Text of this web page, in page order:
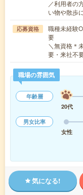
／利用者の
い物や散歩
応募資格
職種未経験
要
＼無資格＊
要・来社不
職場の雰囲気
年齢層
20代
男女比率
女性
気になる!